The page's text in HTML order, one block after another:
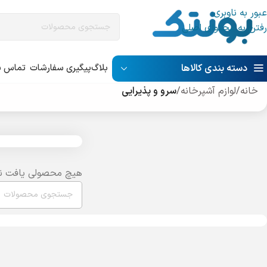
عبور به ناوبری
رفتن به محتوای اصلی
دسته بندی کالاها بلاگپیگیری سفارشات تماس
خانه/لوازم آشپرخانه/سرو و پذیرایی
هیچ محصولی یافت